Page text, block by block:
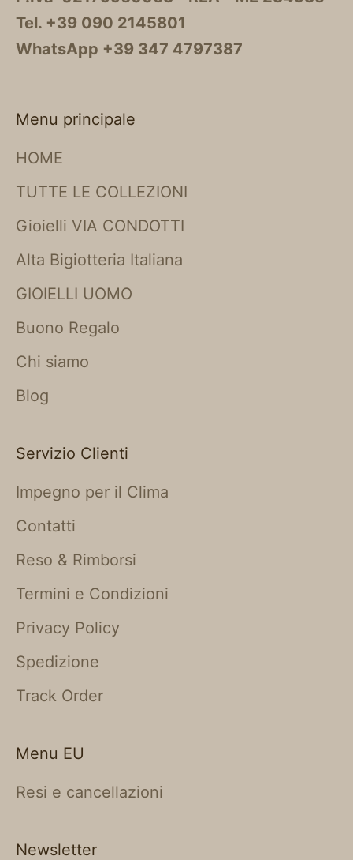
Tel. +39 090 2145801
WhatsApp +39 347 4797387
Menu principale
HOME
TUTTE LE COLLEZIONI
Gioielli VIA CONDOTTI
Alta Bigiotteria Italiana
GIOIELLI UOMO
Buono Regalo
Chi siamo
Blog
Servizio Clienti
Impegno per il Clima
Contatti
Reso & Rimborsi
Termini e Condizioni
Privacy Policy
Spedizione
Track Order
Menu EU
Resi e cancellazioni
Newsletter